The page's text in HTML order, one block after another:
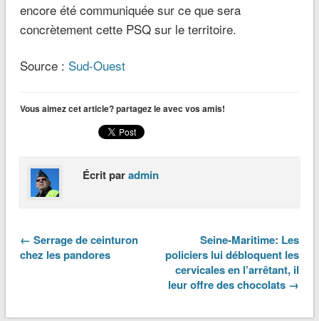
encore été communiquée sur ce que sera
concrètement cette PSQ sur le territoire.
Source : Sud-Ouest
Vous aimez cet article? partagez le avec vos amis!
Écrit paradmin
← Serrage de ceinturon
chez les pandores
Seine-Maritime: Les
policiers lui débloquent les
cervicales en l’arrêtant, il
leur offre des chocolats →